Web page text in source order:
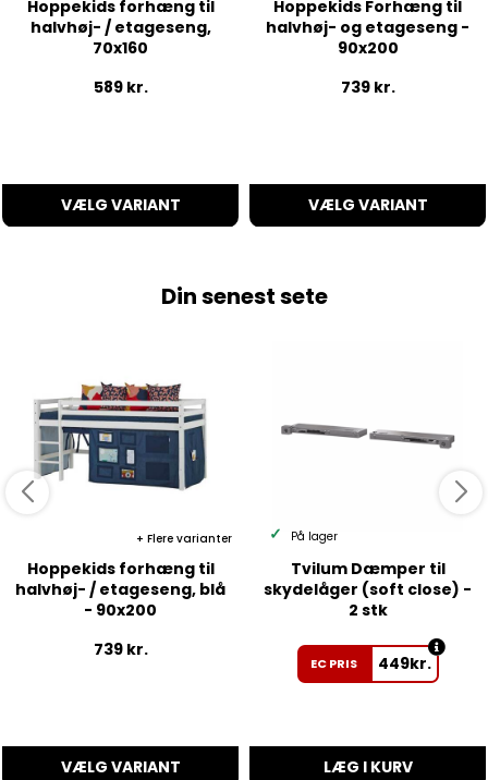
Hoppekids forhæng til
halvhøj- / etageseng,
70x160
589 kr.
VÆLG VARIANT
Hoppekids Forhæng til
halvhøj- og etageseng -
90x200
739 kr.
VÆLG VARIANT
Din senest sete
Flere varianter
Hoppekids forhæng til
halvhøj- / etageseng, blå
- 90x200
739 kr.
VÆLG VARIANT
På lager
Tvilum Dæmper til
skydelåger (soft close) -
2 stk
EC PRIS 449kr.
LÆG I KURV